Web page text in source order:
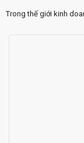
Trong thế giới kinh